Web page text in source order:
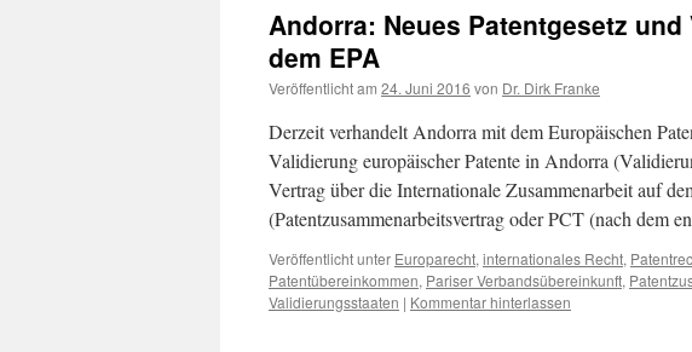
Andorra: Neues Patentgesetz
dem EPA
Veröffentlicht am 24. Juni 2016 von Dr. Dirk Franke
Derzeit verhandelt Andorra mit dem Europäischen
Validierung europäischer Patente in Andorra
Vertrag über die Internationale Zusammenarbeit auf
(Patentzusammenarbeitsvertrag oder PCT (nach dem
Veröffentlicht unter Europarecht, internationales Recht,
Patentübereinkommen, Pariser Verbandsübereinkunft,
Validierungsstaaten | Kommentar hinterlassen